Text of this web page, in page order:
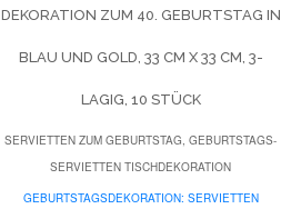
DEKORATION ZUM 40. GEBURTSTAG IN
BLAU UND GOLD, 33 CM X 33 CM, 3-
LAGIG, 10 STÜCK
SERVIETTEN ZUM GEBURTSTAG, GEBURTSTAGS-
SERVIETTEN TISCHDEKORATION
GEBURTSTAGSDEKORATION: SERVIETTEN